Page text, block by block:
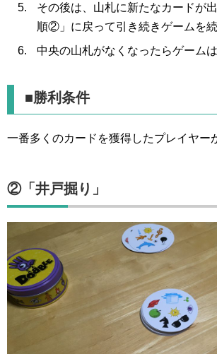
その後は、山札に新たなカードが
順②」に戻って引き続きゲームを続
中央の山札がなくなったらゲームは
■勝利条件
一番多くのカードを獲得したプレイヤー
②「井戸掘り」